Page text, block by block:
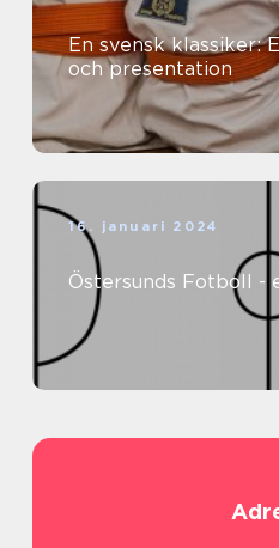
En svensk klassiker:
och presentation
16. januari 2024
Östersunds Fotboll -